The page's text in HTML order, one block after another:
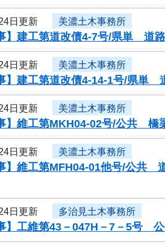
日更新 美濃土木事務所
】建工第道改債4-7号/県単 道
日更新 美濃土木事務所
】建工第道改債4-14-1号/県
日更新 美濃土木事務所
】維工第MKH04-02号/公共 橋
日更新 美濃土木事務所
】維工第MFH04-01他号/公共
日更新 多治見土木事務所
】工維第43－047H－7－5号